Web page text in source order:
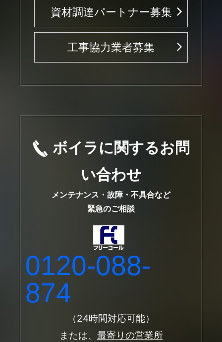
資材調達パートナー募集
工事協力業者募集
ボイラに関するお問
い合わせ
メンテナンス・故障・不具合など
緊急のご相談
0120-088-
874
（24時間対応可能）
または、 最寄りの営業所